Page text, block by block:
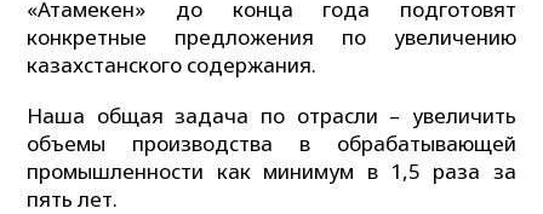
«Атамекен» до конца года подготовят
конкретные предложения по увеличению
казахстанского содержания.
Наша общая задача по отрасли – увеличить
объемы производства в обрабатывающей
промышленности как минимум в 1,5 раза за
пять лет.